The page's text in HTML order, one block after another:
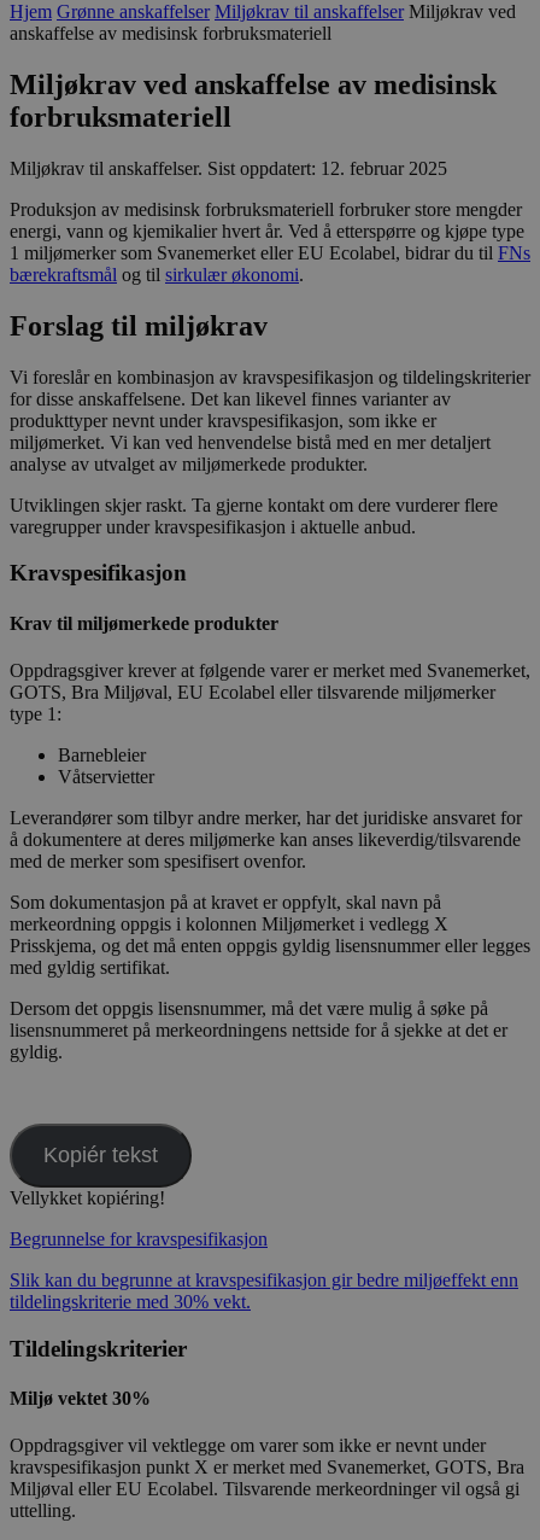
Hjem Grønne anskaffelser Miljøkrav til anskaffelser Miljøkrav ved
anskaffelse av medisinsk forbruksmateriell
Miljøkrav ved anskaffelse av medisinsk
forbruksmateriell
Miljøkrav til anskaffelser. Sist oppdatert: 12. februar 2025
Produksjon av medisinsk forbruksmateriell forbruker store mengder
energi, vann og kjemikalier hvert år. Ved å etterspørre og kjøpe type
1 miljømerker som Svanemerket eller EU Ecolabel, bidrar du til FNs
bærekraftsmål og til sirkulær økonomi.
Forslag til miljøkrav
Vi foreslår en kombinasjon av kravspesifikasjon og tildelingskriterier
for disse anskaffelsene. Det kan likevel finnes varianter av
produkttyper nevnt under kravspesifikasjon, som ikke er
miljømerket. Vi kan ved henvendelse bistå med en mer detaljert
analyse av utvalget av miljømerkede produkter.
Utviklingen skjer raskt. Ta gjerne kontakt om dere vurderer flere
varegrupper under kravspesifikasjon i aktuelle anbud.
Kravspesifikasjon
Krav til miljømerkede produkter
Oppdragsgiver krever at følgende varer er merket med Svanemerket,
GOTS, Bra Miljøval, EU Ecolabel eller tilsvarende miljømerker
type 1:
Barnebleier
Våtservietter
Leverandører som tilbyr andre merker, har det juridiske ansvaret for
å dokumentere at deres miljømerke kan anses likeverdig/tilsvarende
med de merker som spesifisert ovenfor.
Som dokumentasjon på at kravet er oppfylt, skal navn på
merkeordning oppgis i kolonnen Miljømerket i vedlegg X
Prisskjema, og det må enten oppgis gyldig lisensnummer eller legges
med gyldig sertifikat.
Dersom det oppgis lisensnummer, må det være mulig å søke på
lisensnummeret på merkeordningens nettside for å sjekke at det er
gyldig.
Kopiér tekst
Vellykket kopiéring!
Begrunnelse for kravspesifikasjon
Slik kan du begrunne at kravspesifikasjon gir bedre miljøeffekt enn
tildelingskriterie med 30% vekt.
Tildelingskriterier
Miljø vektet 30%
Oppdragsgiver vil vektlegge om varer som ikke er nevnt under
kravspesifikasjon punkt X er merket med Svanemerket, GOTS, Bra
Miljøval eller EU Ecolabel. Tilsvarende merkeordninger vil også gi
uttelling.